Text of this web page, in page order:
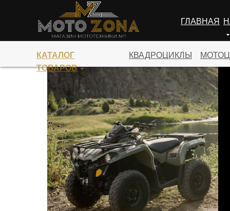
ГЛАВНАЯ
КАТАЛОГ
ТОВАРОВ
КВАДРОЦИКЛЫ
ПЕРЕЙТИ В КАТАЛОГ